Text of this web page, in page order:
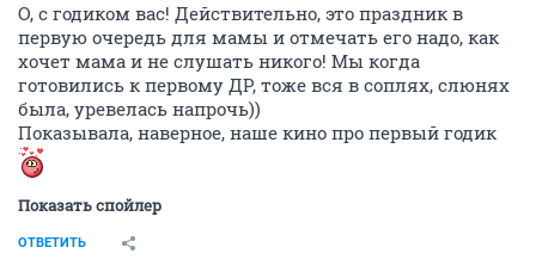
О, с годиком вас! Действительно, это праздник в
первую очередь для мамы и отмечать его надо, как
хочет мама и не слушать никого! Мы когда
готовились к первому ДР, тоже вся в соплях, слюнях
была, уревелась напрочь))
Показывала, наверное, наше кино про первый годик
Показать спойлер
ОТВЕТИТЬ